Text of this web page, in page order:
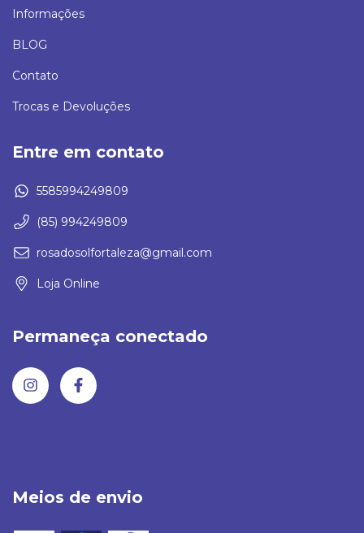
Informações
BLOG
Contato
Trocas e Devoluções
Entre em contato
5585994249809
(85) 994249809
rosadosolfortaleza@gmail.com
Loja Online
Permaneça conectado
Meios de envio